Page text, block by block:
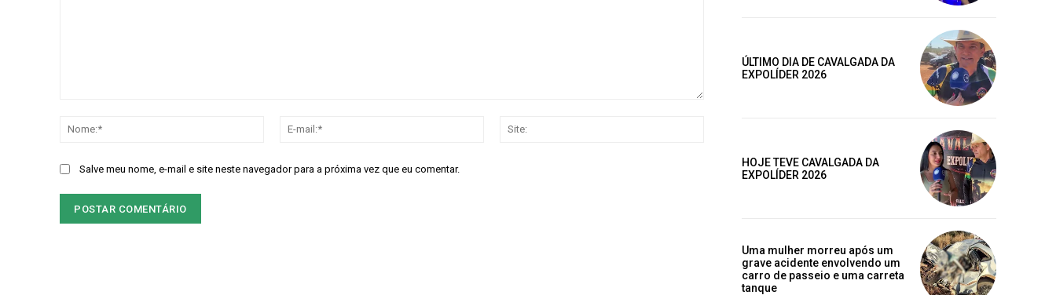
MENSAL
Nome:*
Salve meu nome, e-mail e site neste navegador para a próxima vez que eu comentar.
ÚLTIMO DIA DE CAVALGADA DA
EXPOLÍDER 2026
HOJE TEVE CAVALGADA DA
EXPOLÍDER 2026
Uma mulher morreu após um
grave acidente envolvendo um
carro de passeio e uma carreta
tanque